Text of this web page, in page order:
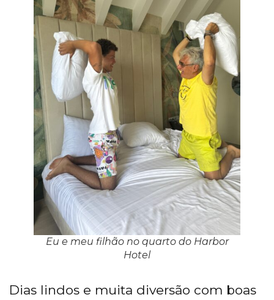
Eu e meu filhão no quarto do Harbor
Hotel
Dias lindos e muita diversão com boas